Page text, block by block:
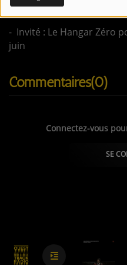
fédération des radios
- Invité : Le Hangar Zéro
juin
Commentaires(0)
Connectez-vous
SE